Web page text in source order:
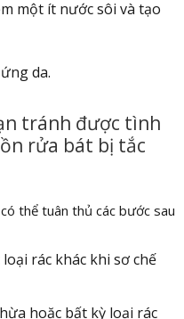
một ít nước sôi và tạo
da.
tránh được tình
rửa bát bị tắc
thể tuân thủ các bước sau
rác khác khi sơ chế
hoặc bất kỳ loại rác